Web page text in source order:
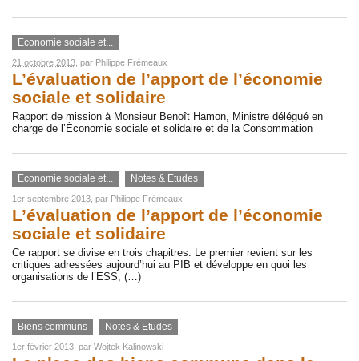
Economie sociale et...
21 octobre 2013 , par Philippe Frémeaux
L’évaluation de l’apport de l’économie
sociale et solidaire
Rapport de mission à Monsieur Benoît Hamon, Ministre délégué en
charge de l’Économie sociale et solidaire et de la Consommation
Economie sociale et... Notes & Etudes
1er septembre 2013 , par Philippe Frémeaux
L’évaluation de l’apport de l’économie
sociale et solidaire
Ce rapport se divise en trois chapitres. Le premier revient sur les
critiques adressées aujourd’hui au PIB et développe en quoi les
organisations de l’ESS, (…)
Biens communs Notes & Etudes
1er février 2013 , par Wojtek Kalinowski